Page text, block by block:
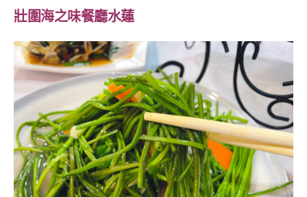
壯圍海之味餐廳水蓮